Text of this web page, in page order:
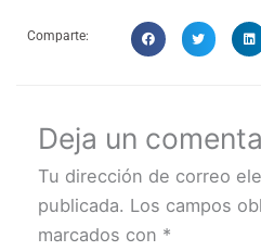
Comparte:
Deja un
Tu dirección de correo
publicada. Los campos
marcados con *